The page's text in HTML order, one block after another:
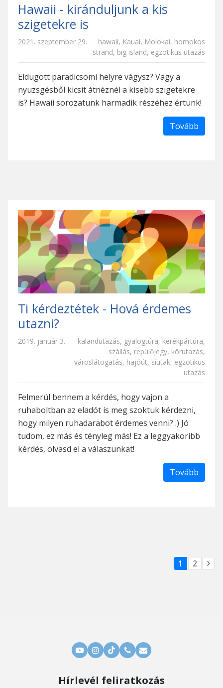
Hawaii - kiránduljunk a kis
szigetekre is
2021. szeptember 29. hawaii, Kauai, Molokai, homokos
strand, big island, egzotikus utazás
Eldugott paradicsomi helyre vágysz? Vagy a
nyüzsgésből kicsit átnéznél a kisebb szigetekre
is? Hawaii sorozatunk harmadik részéhez értünk!
Tovább
Ti kérdeztétek - Hová érdemes
utazni?
2019. január 3. kalandutazás, gyalogtúra, kerékpártúra,
szállás, repülőjegy, körutazás,
városlátogatás, hajóút, síutak, egzotikus
utazás
Felmerül bennem a kérdés, hogy vajon a
ruhaboltban az eladót is meg szoktuk kérdezni,
hogy milyen ruhadarabot érdemes venni? :) Jó
tudom, ez más és tényleg más! Ez a leggyakoribb
kérdés, olvasd el a válaszunkat!
Tovább
1 2
Hírlevél feliratkozás